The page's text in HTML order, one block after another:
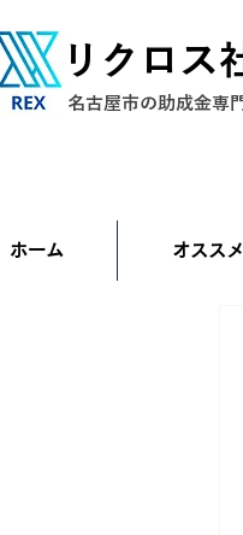
リクロス
名古屋市の助成金専
ホーム オスス